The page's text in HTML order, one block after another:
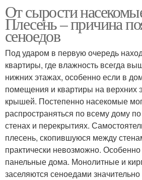
Квартирные насекомые
Насекомые в ванной
фото
Насекомые от сырости
От сырости
Плесень – причина
сеноедов
Под ударом в первую очередь
квартиры, где влажность всегда
нижних этажах, особенно если в
помещения и квартиры на верхних
крышей. Постепенно насекомые
распространяться по всему дому
стенах и перекрытиях.
плесень, скопившуюся между
практически невозможно.
панельные дома. Монолитные и
заселяются сеноедами